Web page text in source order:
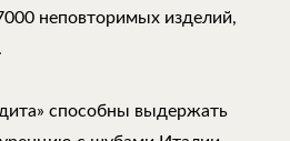
неповторимых изделий,
способны выдержать